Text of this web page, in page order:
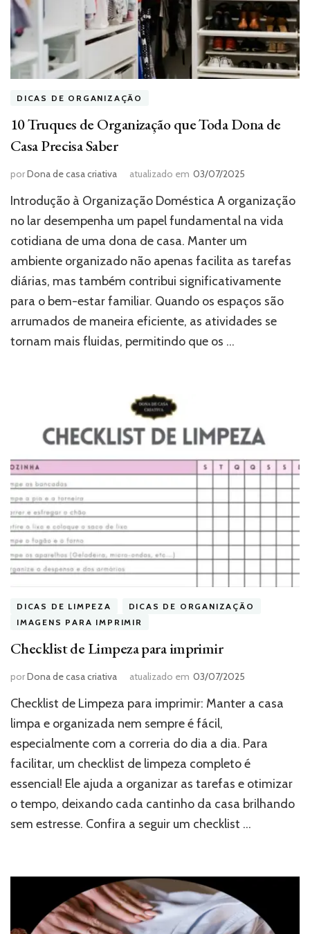
DICAS DE ORGANIZAÇÃO
10 Truques de Organização que Toda Dona de
Casa Precisa Saber
porDona de casa criativa atualizado em 03/07/2025
Introdução à Organização Doméstica A organização
no lar desempenha um papel fundamental na vida
cotidiana de uma dona de casa. Manter um
ambiente organizado não apenas facilita as tarefas
diárias, mas também contribui significativamente
para o bem-estar familiar. Quando os espaços são
arrumados de maneira eficiente, as atividades se
tornam mais fluidas, permitindo que os …
DICAS DE LIMPEZA
DICAS DE ORGANIZAÇÃO
IMAGENS PARA IMPRIMIR
Checklist de Limpeza para imprimir
porDona de casa criativa atualizado em 03/07/2025
Checklist de Limpeza para imprimir: Manter a casa
limpa e organizada nem sempre é fácil,
especialmente com a correria do dia a dia. Para
facilitar, um checklist de limpeza completo é
essencial! Ele ajuda a organizar as tarefas e otimizar
o tempo, deixando cada cantinho da casa brilhando
sem estresse. Confira a seguir um checklist …